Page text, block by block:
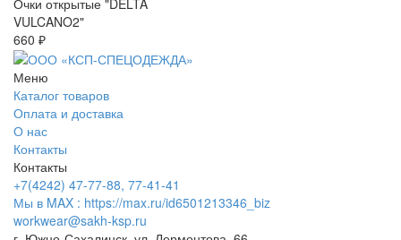
VULCANO2"
660 ₽
Меню
Каталог товаров
Оплата и доставка
О нас
Контакты
Контакты
+7(4242) 47-77-88, 77-41-41
Мы в MAX : https://max.ru/id6501213346_biz
workwear@sakh-ksp.ru